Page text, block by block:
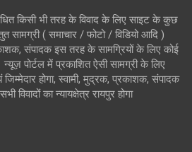
किसी भी तरह के विवाद के लिए साइट के कुछ
सामग्री ( समाचार / फोटो / विडियो आदि )
संपादक इस तरह के सामग्रियों के लिए कोई
न्यूज़ पोर्टल में प्रकाशित ऐसी सामग्री के लिए
होगा, स्वामी, मुद्रक, प्रकाशक, संपादक
विवादों का न्यायक्षेत्र रायपुर होगा